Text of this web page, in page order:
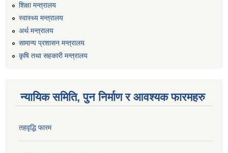
शिक्षा मन्त्रालय
स्वास्थ्य मन्त्रालय
अर्थ मन्त्रालय
सामान्य प्रशासन मन्त्रालय
कृषि तथा सहकारी मन्त्रालय
न्यायिक समिति, पुन निर्माण र आवश्यक फारमहरु
तहवृद्धि फारम